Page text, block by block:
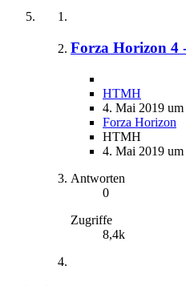
Forza Horizon 4
HTMH
4. Mai 2019 um
Forza Horizon
HTMH
4. Mai 2019 um
Antworten
0
Zugriffe
8,4k